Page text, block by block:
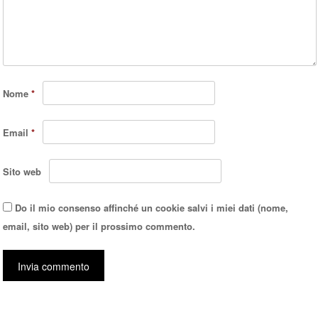
Nome*
Email*
Sito web
Do il mio consenso affinché un cookie salvi i miei dati (nome,
email, sito web) per il prossimo commento.